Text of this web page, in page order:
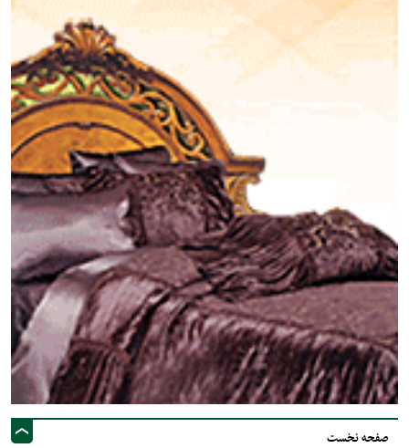
صفحه نخست